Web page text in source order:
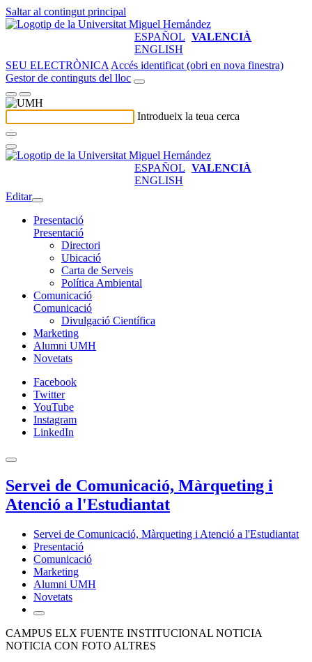
Saltar al contingut principal
ESPAÑOL VALENCIÀ
ENGLISH
SEU ELECTRÒNICA Accés identificat (obri en nova finestra)
Gestor de continguts del lloc
Introdueix la teua cerca
ESPAÑOL VALENCIÀ
ENGLISH
Editar
Presentació
Presentació
Directori
Ubicació
Carta de Serveis
Política Ambiental
Comunicació
Comunicació
Divulgació Científica
Marketing
Alumni UMH
Novetats
Facebook
Twitter
YouTube
Instagram
LinkedIn
Servei de Comunicació, Màrqueting i
Atenció a l'Estudiantat
Servei de Comunicació, Màrqueting i Atenció a l'Estudiantat
Presentació
Comunicació
Marketing
Alumni UMH
Novetats
CAMPUS ELX FUENTE INSTITUCIONAL NOTICIA
NOTICIA CON FOTO ALTRES